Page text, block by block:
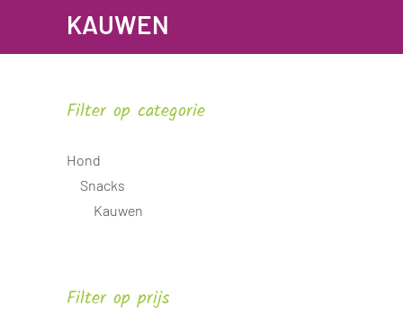
KAUWEN
Filter op categorie
Hond
Snacks
Kauwen
Filter op prijs